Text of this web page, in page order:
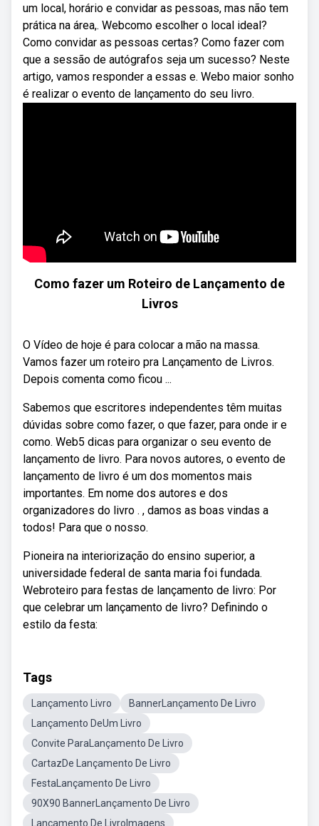
um local, horário e convidar as pessoas, mas não tem
prática na área,. Webcomo escolher o local ideal?
Como convidar as pessoas certas? Como fazer com
que a sessão de autógrafos seja um sucesso? Neste
artigo, vamos responder a essas e. Webo maior sonho
é realizar o evento de lançamento do seu livro.
Como fazer um Roteiro de Lançamento de
Livros
O Vídeo de hoje é para colocar a mão na massa.
Vamos fazer um roteiro pra Lançamento de Livros.
Depois comenta como ficou ...
Sabemos que escritores independentes têm muitas
dúvidas sobre como fazer, o que fazer, para onde ir e
como. Web5 dicas para organizar o seu evento de
lançamento de livro. Para novos autores, o evento de
lançamento de livro é um dos momentos mais
importantes. Em nome dos autores e dos
organizadores do livro . , damos as boas vindas a
todos! Para que o nosso.
Pioneira na interiorização do ensino superior, a
universidade federal de santa maria foi fundada.
Webroteiro para festas de lançamento de livro: Por
que celebrar um lançamento de livro? Definindo o
estilo da festa:
Tags
Lançamento Livro
BannerLançamento De Livro
Lançamento DeUm Livro
Convite ParaLançamento De Livro
CartazDe Lançamento De Livro
FestaLançamento De Livro
90X90 BannerLançamento De Livro
Lançamento De LivroImagens